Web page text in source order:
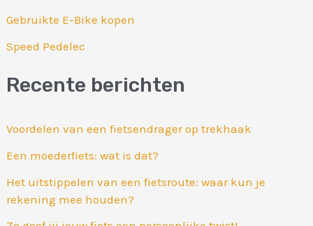
Gebruikte E-Bike kopen
Speed Pedelec
Recente berichten
Voordelen van een fietsendrager op trekhaak
Een moederfiets: wat is dat?
Het uitstippelen van een fietsroute: waar kun je
rekening mee houden?